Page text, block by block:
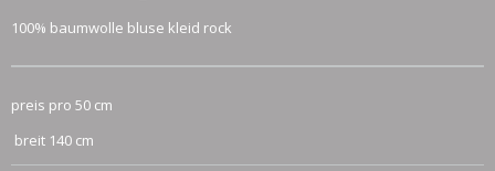
100% baumwolle bluse kleid rock
preis pro 50 cm
breit 140 cm